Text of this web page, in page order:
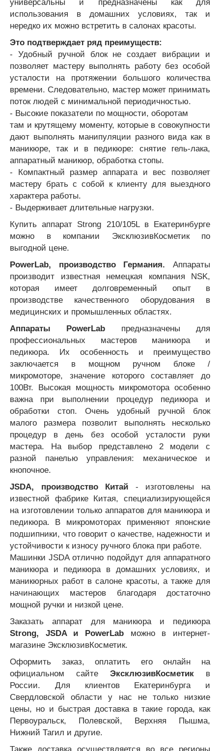
универсальны и предназначены как для
использования в домашних условиях, так и
нередко их можно встретить в салонах красоты.
Это подтверждает ряд преимуществ:
- Удобный ручной блок не создает вибрации и
позволяет мастеру выполнять работу без особой
усталости на протяжении большого количества
времени. Следовательно, мастер может принимать
поток людей с минимальной периодичностью.
- Высокие показатели по мощности, оборотам
там и крутящему моменту, которые в совокупности
дают выполнять манипуляции разного вида как в
маникюре, так и в педикюре: снятие гель-лака,
аппаратный маникюр, обработка стопы.
- Компактный размер аппарата и вес позволяет
мастеру брать с собой к клиенту для выездного
характера работы.
- Выдерживает длительные нагрузки.
Купить аппарат Strong 210/105L в Екатеринбурге
можно в компании ЭксклюзивКосметик по
выгодной цене.
PowerLab, производство Германия. Аппараты
производит известная немецкая компания NSK,
которая имеет долговременный опыт в
производстве качественного оборудования в
медицинских и промышленных областях.
Аппараты PowerLab предназначены для
профессиональных мастеров маникюра и
педикюра. Их особенность и преимущество
заключается в мощном ручном блоке /
микромоторе, значение которого составляет до
100Вт. Высокая мощность микромотора особенно
важна при выполнении процедур педикюра и
обработки стоп. Очень удобный ручной блок
малого размера позволит выполнять несколько
процедур в день без особой усталости руки
мастера. На выбор представлено 2 модели с
разной панелью управления: механическое и
кнопочное.
JSDA, производство Китай - изготовлены на
известной фабрике Китая, специализирующейся
на изготовлении только аппаратов для маникюра и
педикюра. В микромоторах применяют японские
подшипники, что говорит о качестве, надежности и
устойчивости к износу ручного блока при работе.
Машинки JSDA отлично подойдут для аппаратного
маникюра и педикюра в домашних условиях, и
маникюрных работ в салоне красоты, а также для
начинающих мастеров благодаря достаточно
мощной ручки и низкой цене.
Заказать аппарат для маникюра и педикюра
Strong, JSDA и PowerLab можно в интернет-
магазине ЭксклюзивКосметик.
Оформить заказ, оплатить его онлайн на
официальном сайте ЭксклюзивКосметик в
России. Для клиентов Екатеринбурга и
Свердловской области у нас не только низкие
цены, но и быстрая доставка в такие города, как
Первоуральск, Полевской, Верхняя Пышма,
Нижний Тагил и другие.
Также доставка осуществляется во все регионы